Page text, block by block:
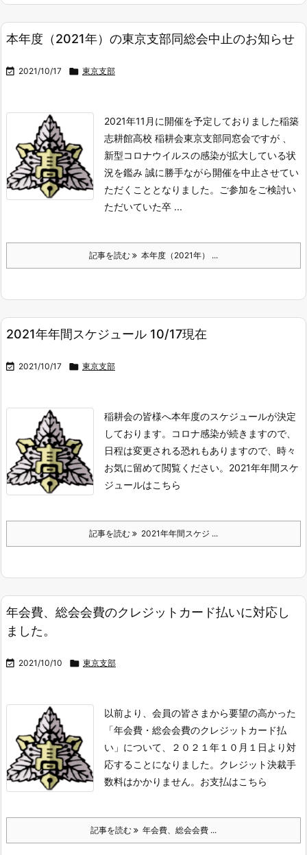
本年度（2021年）の東京支部同総会中止のお知らせ
 2021/10/17  東京支部
2021年11月に開催を予定しておりました稲築
志耕館高校 稲耕会東京支部同窓会ですが 、
新型コロナウイルスの感染が拡大している状
況を鑑み 誠に勝手ながら開催を中止させてい
ただくこととなりました。
ご参加をご検討い
ただいていた卒 ...
記事を読む 本年度（2021年） ...
2021年年間スケジュール 10/17現在
 2021/10/17  東京支部
稲耕会の皆様へ本年度のスケジュールが決定
しております。
コロナ感染が続きますので、
日程は変更される恐れもありますので、時々
お気に留めて閲覧ください。 2021年年間スケ
ジュールはこちら
記事を読む 2021年年間スケジ ...
年会費、総会会費のクレジットカード払いに対応し
ました。
 2021/10/10  東京支部
以前より、会員の皆さまから要望の高かった
「年会費・総会会費のクレジットカード払
い」について、２０２１年１０月１日より対
応することになりました。 クレジット決裁手
数料はかかりません。 お支払はこちら
記事を読む 年会費、総会会費 ...